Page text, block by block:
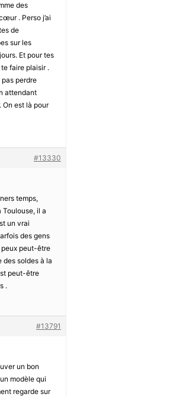
des
. Perso j’ai
de
sur les
Et pour tes
faire plaisir .
pas perdre
attendant
On est là pour
#13330
temps,
Toulouse, il a
un vrai
des gens
peux peut-être
des soldes à la
peut-être
.
#13791
un bon
modèle qui
regarde sur